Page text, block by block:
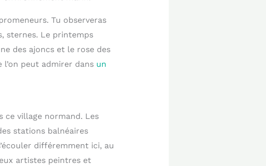
Tu observeras
sternes. Le printemps
des ajoncs et le rose des
peut admirer dans un
ce village normand. Les
stations balnéaires
différemment ici, au
artistes peintres et